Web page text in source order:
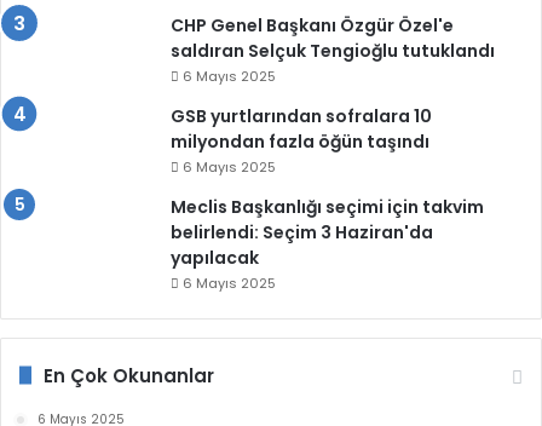
CHP Genel Başkanı Özgür Özel'e
saldıran Selçuk Tengioğlu tutuklandı
6 Mayıs 2025
GSB yurtlarından sofralara 10
milyondan fazla öğün taşındı
6 Mayıs 2025
Meclis Başkanlığı seçimi için takvim
belirlendi: Seçim 3 Haziran'da
yapılacak
6 Mayıs 2025
En Çok Okunanlar
6 Mayıs 2025